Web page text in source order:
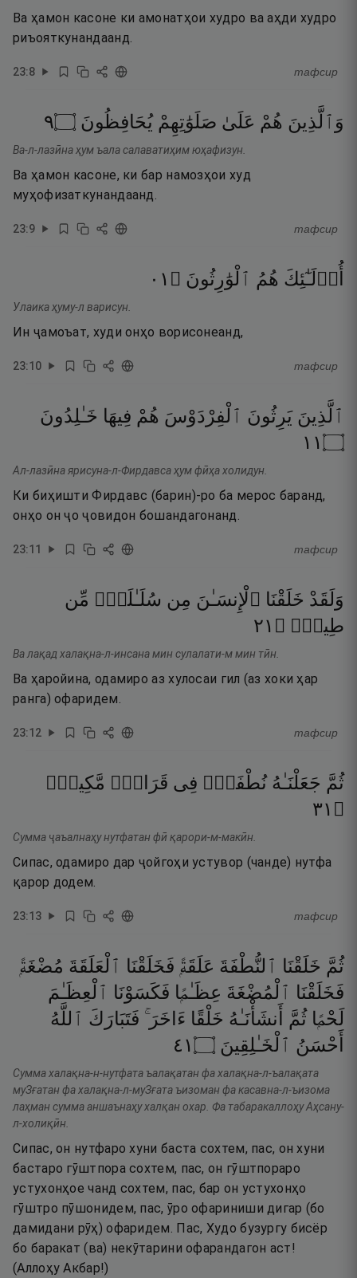
Ва ҳамон касоне ки амонатҳои худро ва аҳди худро
риъояткунандаанд.
23:8 тафсир
وَٱلَّذِينَ هُمْ عَلَىٰ صَلَوَٰتِهِمْ يُحَافِظُونَ ۝٩
Ва-л-лазӣна ҳум ъала салаватиҳим юҳафизун.
Ва ҳамон касоне, ки бар намозҳои худ
муҳофизаткунандаанд.
23:9 тафсир
أُو۟لَـٰٓئِكَ هُمُ ٱلْوَٰرِثُونَ ۝ ١٠
Улаика ҳуму-л варисун.
Ин ҷамоъат, худи онҳо ворисонеанд,
23:10 тафсир
ٱلَّذِينَ يَرِثُونَ ٱلْفِرْدَوْسَ هُمْ فِيهَا خَـٰلِدُونَ
۝١١
Ал-лазӣна ярисуна-л-Фирдавса ҳум фӣҳа холидун.
Ки биҳишти Фирдавс (барин)-ро ба мерос баранд,
онҳо он ҷо ҷовидон бошандагонанд.
23:11 тафсир
وَلَقَدْ خَلَقْنَا ٱلْإِنسَـٰنَ مِن سُلَـٰلَةٍۢ مِّن
طِينٍۢ ۝ ١٢
Ва лақад халақна-л-инсана мин сулалати-м мин тӣн.
Ва ҳаройина, одамиро аз хулосаи гил (аз хоки ҳар
ранга) офаридем.
23:12 тафсир
ثُمَّ جَعَلْنَـٰهُ نُطْفَةًۭ فِى قَرَارٍۢ مَّكِينٍۢ
۝ ١٣
Сумма ҷаъалнаҳу нутфатан фӣ қарори-м-макӣн.
Сипас, одамиро дар ҷойгоҳи устувор (чанде) нутфа
қарор додем.
23:13 тафсир
ثُمَّ خَلَقْنَا ٱلنُّطْفَةَ عَلَقَةًۭ فَخَلَقْنَا ٱلْعَلَقَةَ مُضْغَةًۭ
فَخَلَقْنَا ٱلْمُضْغَةَ عِظَـٰمًۭا فَكَسَوْنَا ٱلْعِظَـٰمَ
لَحْمًۭا ثُمَّ أَنشَأْنَـٰهُ خَلْقًا ءَاخَرَ ۚ فَتَبَارَكَ ٱللَّهُ
أَحْسَنُ ٱلْخَـٰلِقِينَ ۝١٤
Сумма халақна-н-нутфата ъалақатан фа халақна-л-ъалақата
муЗғатан фа халақна-л-муЗғата ъизоман фа касавна-л-ъизома
лаҳман сумма аншаънаҳу халқан охар. Фа табаракаллоҳу Аҳсану-
л-холиқӣн.
Сипас, он нутфаро хуни баста сохтем, пас, он хуни
бастаро гӯштпора сохтем, пас, он гӯштпораро
устухонҳое чанд сохтем, пас, бар он устухонҳо
гӯштро пӯшонидем, пас, ӯро офариниши дигар (бо
дамидани рӯҳ) офаридем. Пас, Худо бузургу бисёр
бо баракат (ва) некӯтарини офарандагон аст!
(Аллоҳу Акбар!)